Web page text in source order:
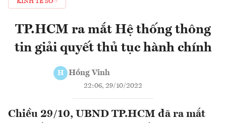
KINH TẾ SỐ
TP.HCM ra mắt Hệ thống thông
tin giải quyết thủ tục hành chính
H Hồng Vinh
22:06, 29/10/2022
Chiều 29/10, UBND TP.HCM đã ra mắt